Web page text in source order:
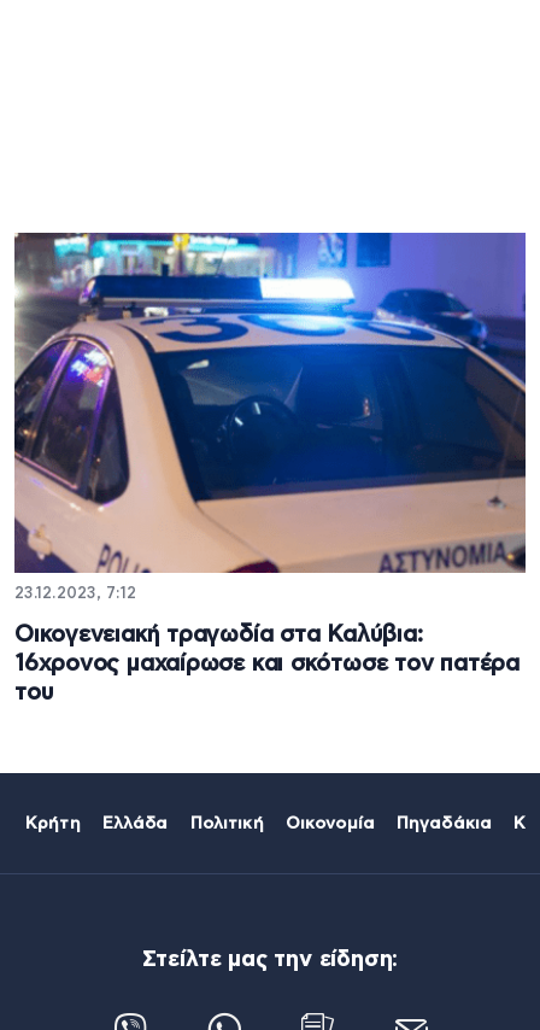
23.12.2023, 7:12
Οικογενειακή τραγωδία στα Καλύβια:
16χρονος μαχαίρωσε και σκότωσε τον πατέρα
του
Κρήτη Ελλάδα Πολιτική Οικονομία Πηγαδάκια
Στείλτε μας την είδηση: